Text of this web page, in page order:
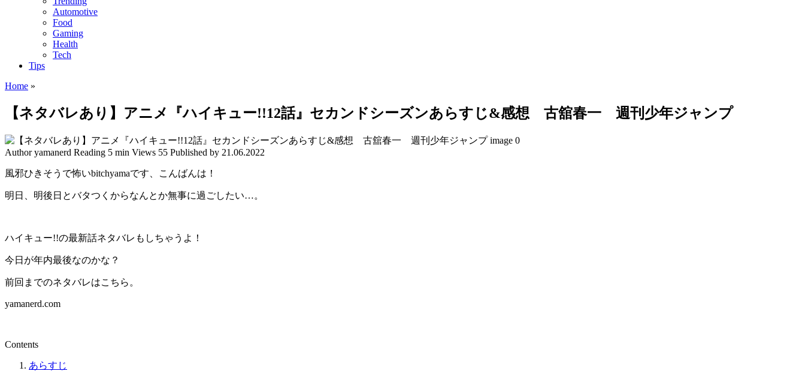
Automotive
Food
Gaming
Health
Tech
Tips
Home »
【ネタバレあり】アニメ『ハイキュー!!12話』セカンドシーズンあらすじ&感想 古舘春一 週刊少年ジャンプ
Author yamanerd Reading 5 min Views 55 Published by 21.06.2022
風邪ひきそうで怖いbitchyamaです、こんばんは！
明日、明後日とバタつくからなんとか無事に過ごしたい…。
ハイキュー!!の最新話ネタバレもしちゃうよ！
今日が年内最後なのかな？
前回までのネタバレはこちら。
yamanerd.com
Contents
あらすじ